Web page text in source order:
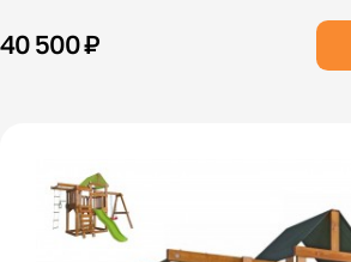
40 500 ₽